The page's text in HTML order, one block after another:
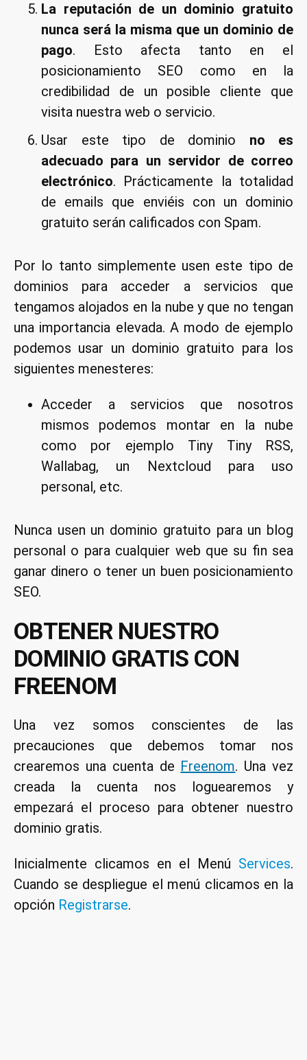
La reputación de un dominio gratuito
nunca será la misma que un dominio de
pago. Esto afecta tanto en el
posicionamiento SEO como en la
credibilidad de un posible cliente que
visita nuestra web o servicio.
Usar este tipo de dominio no es
adecuado para un servidor de correo
electrónico. Prácticamente la totalidad
de emails que enviéis con un dominio
gratuito serán calificados con Spam.
Por lo tanto simplemente usen este tipo de
dominios para acceder a servicios que
tengamos alojados en la nube y que no tengan
una importancia elevada. A modo de ejemplo
podemos usar un dominio gratuito para los
siguientes menesteres:
Acceder a servicios que nosotros
mismos podemos montar en la nube
como por ejemplo Tiny Tiny RSS,
Wallabag, un Nextcloud para uso
personal, etc.
Nunca usen un dominio gratuito para un blog
personal o para cualquier web que su fin sea
ganar dinero o tener un buen posicionamiento
SEO.
OBTENER NUESTRO
DOMINIO GRATIS CON
FREENOM
Una vez somos conscientes de las
precauciones que debemos tomar nos
crearemos una cuenta de Freenom. Una vez
creada la cuenta nos loguearemos y
empezará el proceso para obtener nuestro
dominio gratis.
Inicialmente clicamos en el Menú Services.
Cuando se despliegue el menú clicamos en la
opción Registrarse.